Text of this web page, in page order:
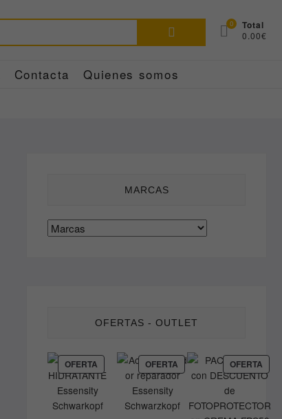
Buscar
0 Total
0.00€
Contacta Quienes somos
MARCAS
OFERTAS - OUTLET
OFERTAPRODUCTO
EN
OFERTA
OFERTA PRODUCTO
EN
OFERTA
EN